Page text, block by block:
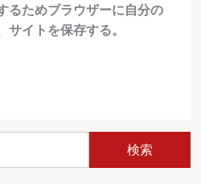
るためブラウザーに自分の
イトを保存する。